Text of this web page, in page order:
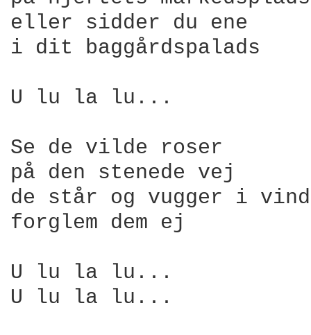
eller sidder du ene
i dit baggårdspalads
U lu la lu...
Se de vilde roser
på den stenede vej
de står og vugger i
forglem dem ej
U lu la lu...
U lu la lu...